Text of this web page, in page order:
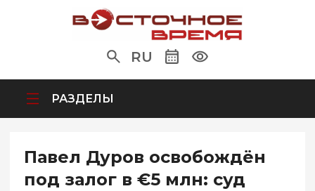
RU
РАЗДЕЛЫ
Павел Дуров освобождён
под залог в €5 млн: суд